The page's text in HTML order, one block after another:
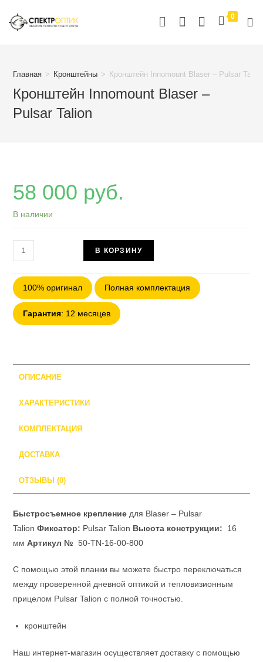
0
Главная > Кронштейны > Кронштейн Innomount Blaser – Pulsar Talion
Кронштейн Innomount Blaser –
Pulsar Talion
58 000 руб.
В наличии
Количество
товара
Кронштейн
Innomount
Blaser
-
В КОРЗИНУ
100% оригинал Полная комплектация
Гарантия: 12 месяцев
ОПИСАНИЕ
ХАРАКТЕРИСТИКИ
КОМПЛЕКТАЦИЯ
ДОСТАВКА
ОТЗЫВЫ (0)
Быстросъемное крепление для Blaser – Pulsar
TalionФиксатор: Pulsar Talion Высота конструкции:
16
ммАртикул № 50-TN-16-00-800
С помощью этой планки вы можете быстро переключаться
между проверенной дневной оптикой и тепловизионным
прицелом Pulsar Talion с полной точностью.
кронштейн
Наш интернет-магазин осуществляет доставку с помощью